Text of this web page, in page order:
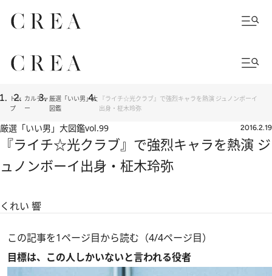
トッ
プ
カルチャ
ー
厳選「いい男」大
図鑑
『ライチ☆光クラブ』で強烈キャラを熱演 ジュノンボーイ
出身・柾木玲弥
厳選「いい男」大図鑑vol.99 2016.2.19
『ライチ☆光クラブ』で強烈キャラを熱演 ジ
ュノンボーイ出身・柾木玲弥
くれい 響
この記事を1ページ目から読む（4/4ページ目）
目標は、この人しかいないと言われる役者